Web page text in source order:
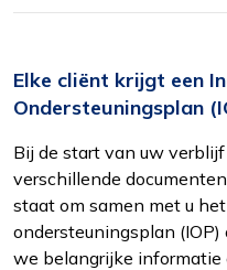
Elke cliënt krijgt een
Ondersteuningsplan
Bij de start van uw
verschillende
staat om samen met u
ondersteuningsplan
we belangrijke informatie